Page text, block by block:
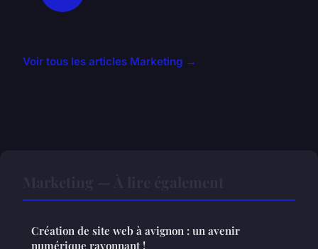
Voir tous les articles Marketing →
Création de site web à avignon : un avenir
numérique rayonnant !